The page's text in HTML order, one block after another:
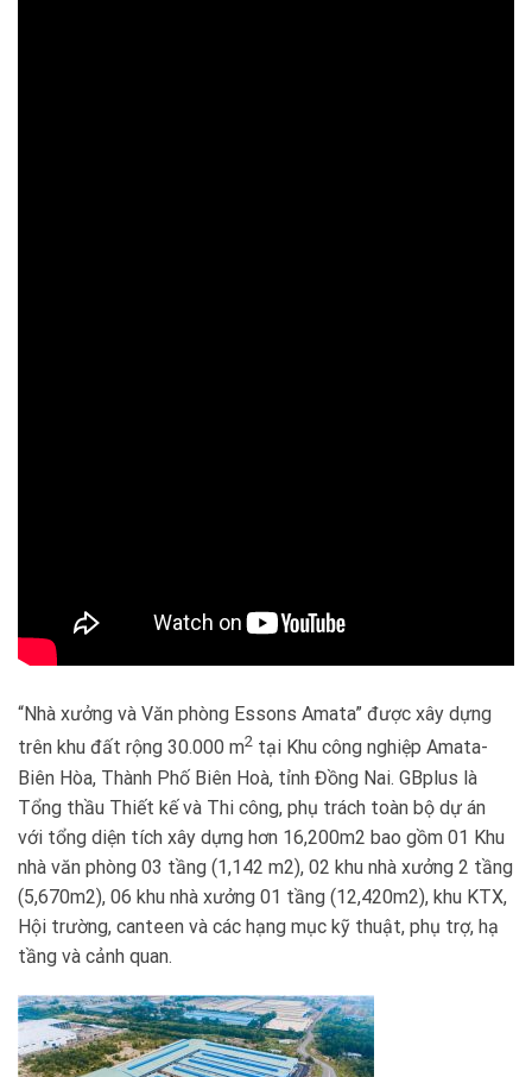
“Nhà xưởng và Văn phòng Essons Amata” được xây dựng
trên khu đất rộng 30.000 m2 tại Khu công nghiệp Amata-
Biên Hòa, Thành Phố Biên Hoà, tỉnh Đồng Nai. GBplus là
Tổng thầu Thiết kế và Thi công, phụ trách toàn bộ dự án
với tổng diện tích xây dựng hơn 16,200m2 bao gồm 01 Khu
nhà văn phòng 03 tầng (1,142 m2), 02 khu nhà xưởng 2 tầng
(5,670m2), 06 khu nhà xưởng 01 tầng (12,420m2), khu KTX,
Hội trường, canteen và các hạng mục kỹ thuật, phụ trợ, hạ
tầng và cảnh quan.